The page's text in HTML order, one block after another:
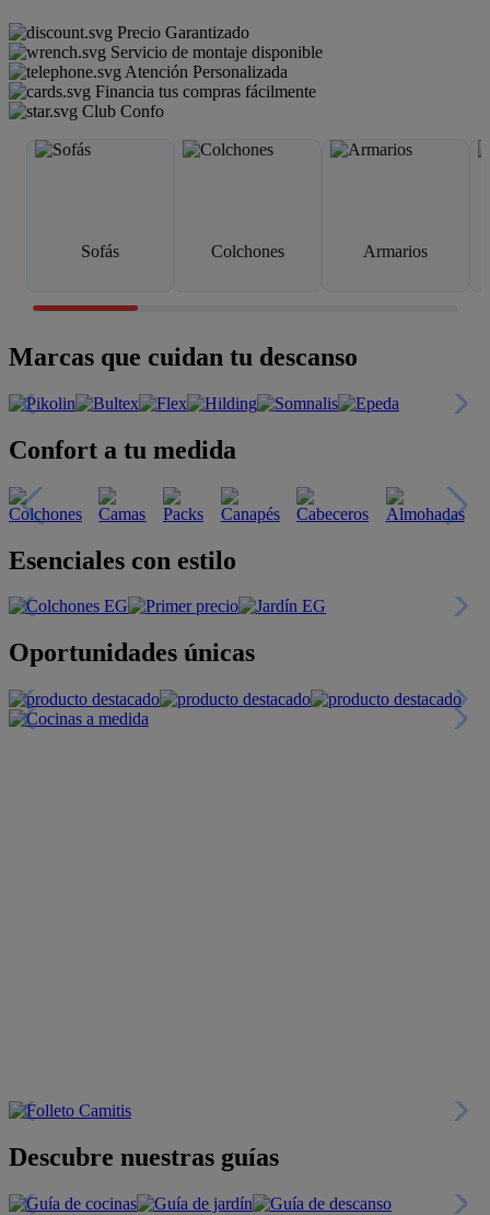
Precio Garantizado
Servicio de montaje disponible
Atención Personalizada
Financia tus compras fácilmente
Club Confo
Sofás Colchones Armarios
Marcas que cuidan tu descanso
Confort a tu medida
Esenciales con estilo
Oportunidades únicas
Descubre nuestras guías